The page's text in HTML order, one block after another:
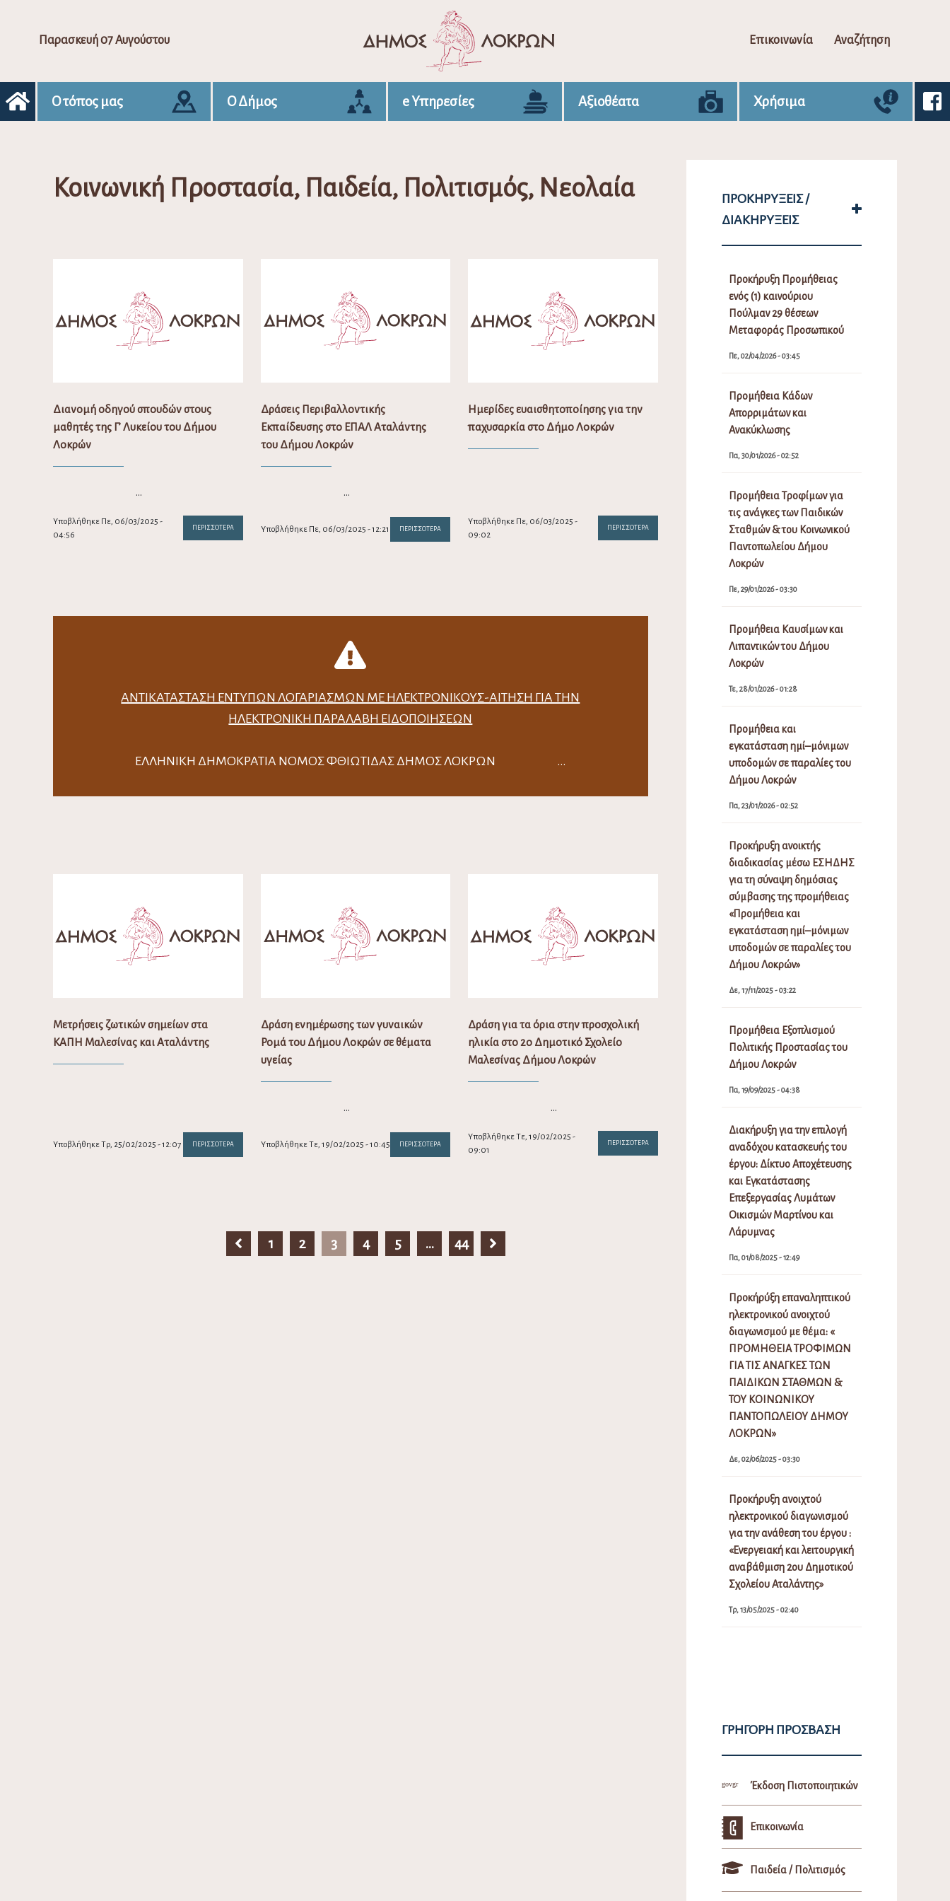
Παρασκευή 07 Αυγούστου Επικοινωνία Αναζήτηση
Ο τόπος μας Ο Δήμος e Υπηρεσίες Αξιοθέατα Χρήσιμα
Κοινωνική Προστασία, Παιδεία, Πολιτισμός, Νεολαία
Διανομή οδηγού σπουδών στους
μαθητές της Γ’ Λυκείου του Δήμου
Λοκρών
…
Υποβλήθηκε Πε, 06/03/2025 -
04:56
ΠΕΡΙΣΣΌΤΕΡΑ
Δράσεις Περιβαλλοντικής
Εκπαίδευσης στο ΕΠΑΛ Αταλάντης
του Δήμου Λοκρών
…
Υποβλήθηκε Πε, 06/03/2025 - 12:21 ΠΕΡΙΣΣΌΤΕΡΑ
Ημερίδες ευαισθητοποίησης για την
παχυσαρκία στο Δήμο Λοκρών
Υποβλήθηκε Πε, 06/03/2025 -
09:02
ΠΕΡΙΣΣΌΤΕΡΑ
ΑΝΤΙΚΑΤΆΣΤΑΣΗ ΈΝΤΥΠΩΝ ΛΟΓΑΡΙΑΣΜΏΝ ΜΕ ΗΛΕΚΤΡΟΝΙΚΟΎΣ-ΑΊΤΗΣΗ ΓΙΑ ΤΗΝ
ΗΛΕΚΤΡΟΝΙΚΉ ΠΑΡΑΛΑΒΉ ΕΙΔΟΠΟΙΉΣΕΩΝ
ΕΛΛΗΝΙΚΗ ΔΗΜΟΚΡΑΤΙΑ ΝΟΜΟΣ ΦΘΙΩΤΙΔΑΣ ΔΗΜΟΣ ΛΟΚΡΩΝ …
Μετρήσεις ζωτικών σημείων στα
ΚΑΠΗ Μαλεσίνας και Αταλάντης
Υποβλήθηκε Τρ, 25/02/2025 - 12:07 ΠΕΡΙΣΣΌΤΕΡΑ
Δράση ενημέρωσης των γυναικών
Ρομά του Δήμου Λοκρών σε θέματα
υγείας
…
Υποβλήθηκε Τε, 19/02/2025 - 10:45 ΠΕΡΙΣΣΌΤΕΡΑ
Δράση για τα όρια στην προσχολική
ηλικία στο 2ο Δημοτικό Σχολείο
Μαλεσίνας Δήμου Λοκρών
…
Υποβλήθηκε Τε, 19/02/2025 -
09:01
ΠΕΡΙΣΣΌΤΕΡΑ
1 2 3 4 5 … 44
ΠΡΟΚΗΡΎΞΕΙΣ /
ΔΙΑΚΗΡΎΞΕΙΣ
Προκήρυξη Προμήθειας
ενός (1) καινούριου
Πούλμαν 29 θέσεων
Μεταφοράς Προσωπικού
Πε, 02/04/2026 - 03:45
Προμήθεια Κάδων
Απορριμάτων και
Ανακύκλωσης
Πα, 30/01/2026 - 02:52
Προμήθεια Τροφίμων για
τις ανάγκες των Παιδικών
Σταθμών & του Κοινωνικού
Παντοπωλείου Δήμου
Λοκρών
Πε, 29/01/2026 - 03:30
Προμήθεια Καυσίμων και
Λιπαντικών του Δήμου
Λοκρών
Τε, 28/01/2026 - 01:28
Προμήθεια και
εγκατάσταση ημί–μόνιμων
υποδομών σε παραλίες του
Δήμου Λοκρών
Πα, 23/01/2026 - 02:52
Προκήρυξη ανοικτής
διαδικασίας μέσω ΕΣΗΔΗΣ
για τη σύναψη δημόσιας
σύμβασης της προμήθειας
«Προμήθεια και
εγκατάσταση ημί–μόνιμων
υποδομών σε παραλίες του
Δήμου Λοκρών»
Δε, 17/11/2025 - 03:22
Προμήθεια Εξοπλισμού
Πολιτικής Προστασίας του
Δήμου Λοκρών
Πα, 19/09/2025 - 04:38
Διακήρυξη για την επιλογή
αναδόχου κατασκευής του
έργου: Δίκτυο Αποχέτευσης
και Εγκατάστασης
Επεξεργασίας Λυμάτων
Οικισμών Μαρτίνου και
Λάρυμνας
Πα, 01/08/2025 - 12:49
Προκήρύξη επαναληπτικού
ηλεκτρονικού ανοιχτού
διαγωνισμού με θέμα: «
ΠΡΟΜΗΘΕΙΑ ΤΡΟΦΙΜΩΝ
ΓΙΑ ΤΙΣ ΑΝΑΓΚΕΣ ΤΩΝ
ΠΑΙΔΙΚΩΝ ΣΤΑΘΜΩΝ &
ΤΟΥ ΚΟΙΝΩΝΙΚΟΥ
ΠΑΝΤΟΠΩΛΕΙΟΥ ΔΗΜΟΥ
ΛΟΚΡΩΝ»
Δε, 02/06/2025 - 03:30
Προκήρυξη ανοιχτού
ηλεκτρονικού διαγωνισμού
για την ανάθεση του έργου :
«Ενεργειακή και λειτουργική
αναβάθμιση 2ου Δημοτικού
Σχολείου Αταλάντης»
Τρ, 13/05/2025 - 02:40
ΓΡΉΓΟΡΗ ΠΡΌΣΒΑΣΗ
Έκδοση Πιστοποιητικών
Επικοινωνία
Παιδεία / Πολιτισμός